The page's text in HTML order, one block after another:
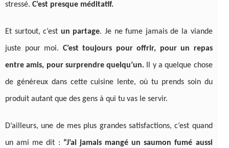
stressé. C’est presque méditatif.
Et surtout, c’est un partage. Je ne fume jamais de la viande
juste pour moi. C’est toujours pour offrir, pour un repas
entre amis, pour surprendre quelqu’un. Il y a quelque chose
de généreux dans cette cuisine lente, où tu prends soin du
produit autant que des gens à qui tu vas le servir.
D’ailleurs, une de mes plus grandes satisfactions, c’est quand
un ami me dit : “J’ai jamais mangé un saumon fumé aussi